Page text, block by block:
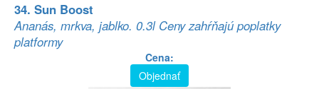
34. Sun Boost
Ananás, mrkva, jablko. 0.3l Ceny zahŕňajú poplatky
platformy
Cena:
Objednať